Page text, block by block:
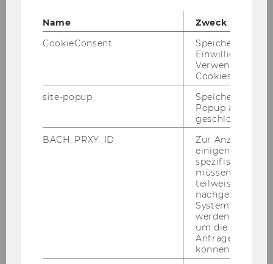
In­vest­ment po­li­cy re­form
China - Eco­no­mics of Tran­si­ti­
on and In­sti­tu­tio­nal Chan­ge
Name
Zweck
CookieConsent
Speichert Ihre
Einwilligung zur
Verwendung von
Cookies.
site-popup
Speichert ob ein
Popup
geschlossen
BACH_PRXY_ID
Zur Anzeige von
einigen WU-
spezifischen
müssen
teilweise von
nachgelagerten
System
werden.
um die Antwort
Anfrage
können.